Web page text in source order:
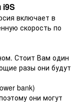
i9S
включает в
скорость по
Стоит Вам один
разы они будут
bank)
они могут